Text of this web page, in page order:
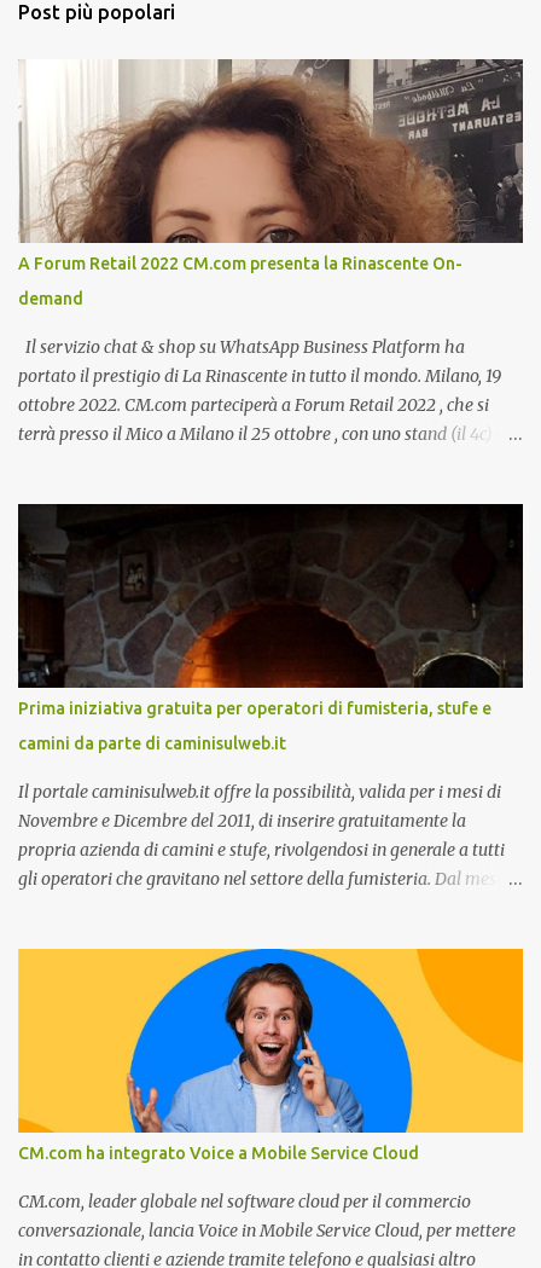
Post più popolari
A Forum Retail 2022 CM.com presenta la Rinascente On-
demand
Il servizio chat & shop su WhatsApp Business Platform ha
portato il prestigio di La Rinascente in tutto il mondo. Milano, 19
ottobre 2022. CM.com parteciperà a Forum Retail 2022 , che si
terrà presso il Mico a Milano il 25 ottobre , con uno stand (il 4c) e
tramite WhatsApp Business ”. Il primo appuntamento è per le ore
14:30 con Cristina Parigi, Country Manager di CM.com Italia, che
terrà una presentazione dal titolo:” Il presente e futuro del
Customer care omnicanale: come incontrare le aspettative dei
clienti ”. I punti che verranno affrontati sono il Customer care, lo
stato dell’arte e i punti di miglioramento, quali i molteplici canali di
comunicazione e quali utilizzare in ottica di miglioramento, le
previsioni da oggi al 2030 su come rispondere alle aspettative del
c...
Prima iniziativa gratuita per operatori di fumisteria, stufe e
camini da parte di caminisulweb.it
Il portale caminisulweb.it offre la possibilità, valida per i mesi di
Novembre e Dicembre del 2011, di inserire gratuitamente la
propria azienda di camini e stufe, rivolgendosi in generale a tutti
gli operatori che gravitano nel settore della fumisteria. Dal mese di
impianti di riscaldamento, stufe e camini, e fumisteria in generale
offre la registrazione gratuita a vantaggio di tutte le aziende
operanti nel settore. E’ possibile infatti all’interno del sito inserire
gratuitamente i propri dati aziendali, indirizzi, recapiti, recensione
(che verrà corretta, migliorata e modificata all’occorrenza da
redattori specializzati), immagini dei prodotti e fino a un massimo
di 5 servizi e prodotti specificandone uno o più principali. Le
aziende vengono ordinate all’interno delle varie categorie in base a
un algoritmo di ordina...
CM.com ha integrato Voice a Mobile Service Cloud
CM.com, leader globale nel software cloud per il commercio
conversazionale, lancia Voice in Mobile Service Cloud, per mettere
in contatto clienti e aziende tramite telefono e qualsiasi altro